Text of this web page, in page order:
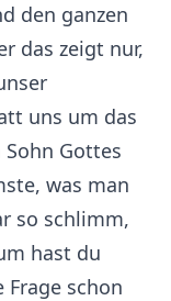
den ganzen
das zeigt nur,
uns um das
Gottes
was man
so schlimm,
hast du
Frage schon